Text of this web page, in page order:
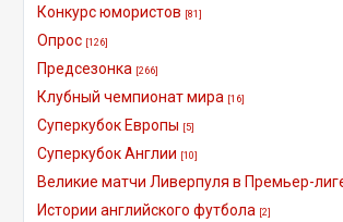
Конкурс юмористов [81]
Опрос [126]
Предсезонка [266]
Клубный чемпионат мира [16]
Суперкубок Европы [5]
Суперкубок Англии [10]
Великие матчи Ливерпуля в Премьер-
Истории английского футбола [2]